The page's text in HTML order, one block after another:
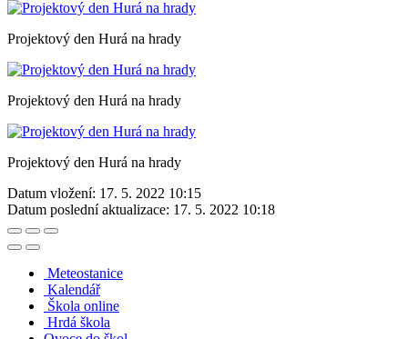
Projektový den Hurá na hrady
Projektový den Hurá na hrady
Projektový den Hurá na hrady
Datum vložení: 17. 5. 2022 10:15
Datum poslední aktualizace: 17. 5. 2022 10:18
Meteostanice
Kalendář
Škola online
Hrdá škola